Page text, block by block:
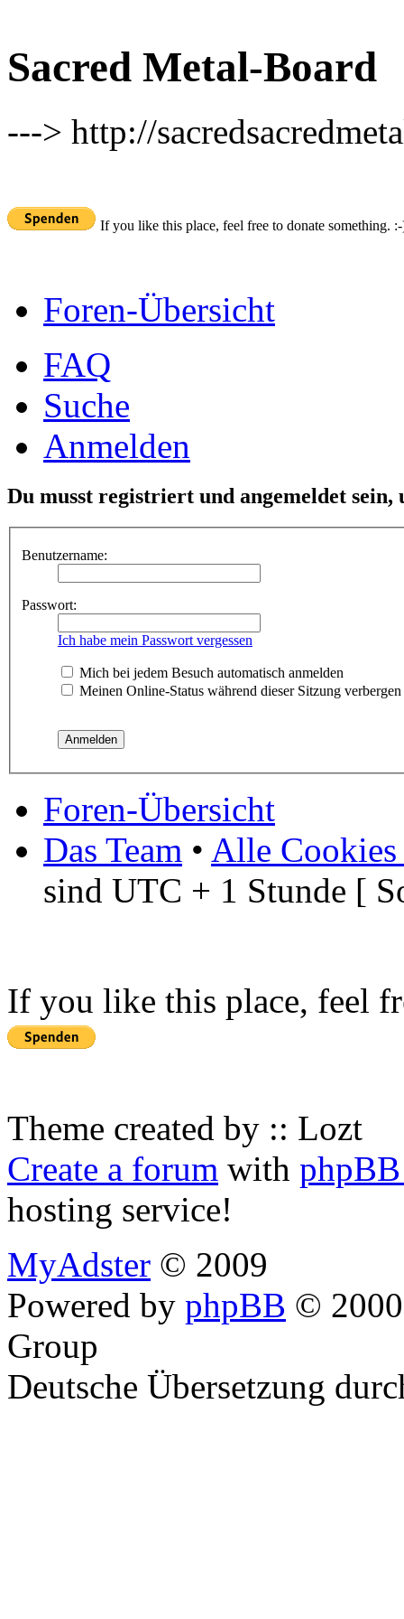
Sacred Metal-Board
---> http://
If you like this place, feel free to donate something.
Foren-Übersicht
FAQ
Suche
Anmelden
Du musst registriert und angemeldet sein,
Benutzername:
Passwort:
Ich habe mein Passwort vergessen
Mich bei jedem Besuch automatisch anmelden
Meinen Online-Status während dieser Sitzung verbergen
Foren-Übersicht
Das Team • Alle Cookies
sind UTC + 1 Stunde [
If you like this place, feel
Theme created by :: Lozt
Create a forum with
hosting service!
MyAdster © 2009
Powered by phpBB ©
Group
Deutsche Übersetzung